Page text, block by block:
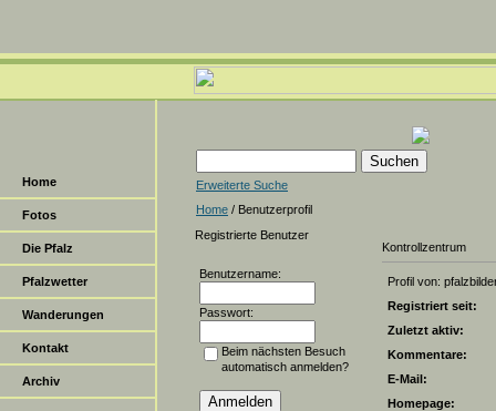
Home
Fotos
Die Pfalz
Pfalzwetter
Wanderungen
Kontakt
Archiv
Erweiterte Suche
Home / Benutzerprofil
Registrierte Benutzer
Benutzername:
Passwort:
Beim nächsten Besuch
automatisch anmelden?
Kontrollzentrum
Profil von:
Registriert seit:
Zuletzt aktiv:
Kommentare:
E-Mail:
Homepage: